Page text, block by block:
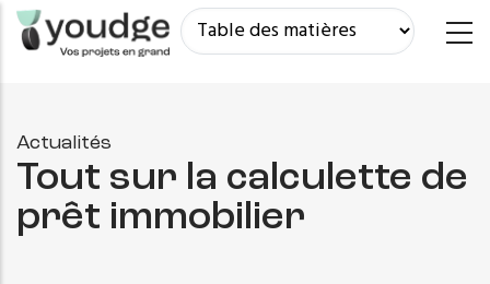
Aller
au
Actualités
Tout sur la calculette de
prêt immobilier